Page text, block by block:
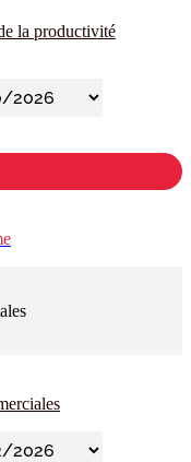
la productivité